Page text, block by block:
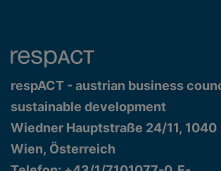
respACT - austrian business
sustainable development
Wiedner Hauptstraße 24/11, 1040
Wien, Österreich